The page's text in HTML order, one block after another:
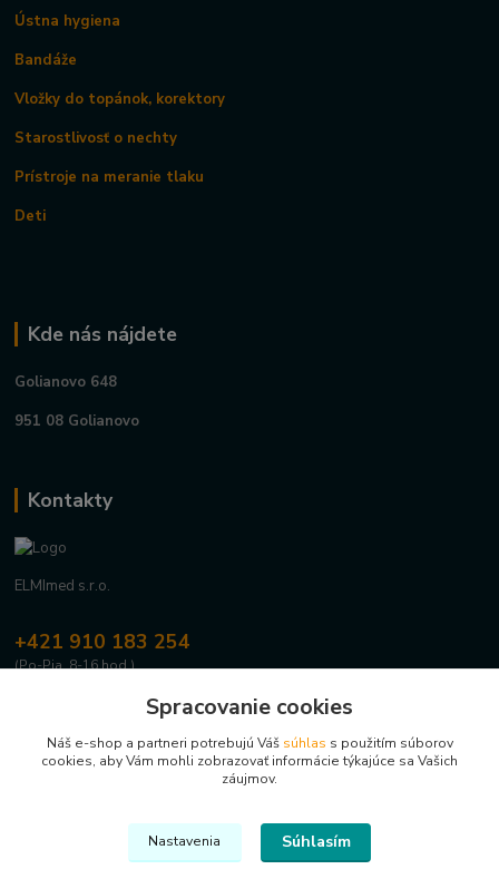
Ústna hygiena
Bandáže
Vložky do topánok, korektory
Starostlivosť o nechty
Prístroje na meranie tlaku
Deti
Kde nás nájdete
Golianovo 648
951 08 Golianovo
Kontakty
ELMImed s.r.o.
+421 910 183 254
(Po-Pia, 8-16 hod.)
info@elmimed.sk
Upravit sběr cookies.
Spracovanie cookies
Náš e-shop a partneri potrebujú Váš súhlas s použitím súborov
cookies, aby Vám mohli zobrazovať informácie týkajúce sa Vašich
záujmov.
Nastavenia Súhlasím